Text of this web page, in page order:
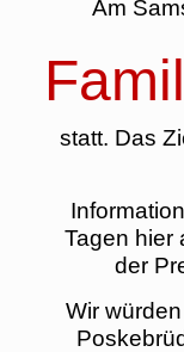
Am
statt. Das
Tagen hier
der
Wir